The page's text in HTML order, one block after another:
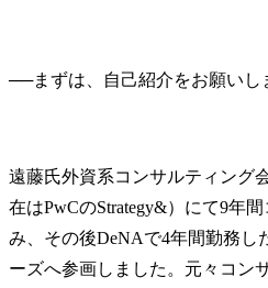
──
遠藤氏外資系コンサルティング
在はPwCのStrategy&）にて9年
み、その後DeNAで4年間勤務し
ーズへ参画しました。元々コン